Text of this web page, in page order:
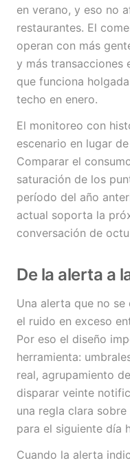
en verano, y eso no
restaurantes. El
operan con más
y más transacciones
que funciona
techo en enero.
El monitoreo con
escenario en lugar
Comparar el
saturación de los
período del año
actual soporta la
conversación de
De la alerta a
Una alerta que no
el ruido en exceso
Por eso el diseño
herramienta:
real, agrupamiento
disparar veinte
una regla clara
para el siguiente día
Cuando la alerta